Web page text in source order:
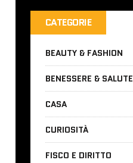
CATEGORIE
BEAUTY & FASHION
BENESSERE & SALUTE
CASA
CURIOSITÀ
FISCO E DIRITTO